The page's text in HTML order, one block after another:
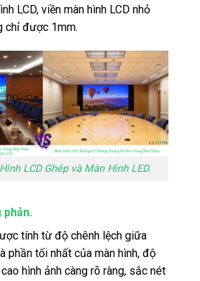
LCD, viền màn hình LCD nhỏ
chỉ được 1mm.
LCD Ghép và Màn Hình LED.
phản.
tính từ độ chênh lệch giữa
phần tối nhất của màn hình, độ
hình ảnh càng rõ ràng, sắc nét